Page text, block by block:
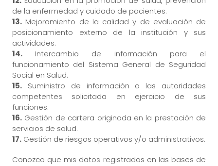
de la enfermedad y cuidado de pacientes.
13. Mejoramiento de la calidad y de evaluación de
posicionamiento externo de la institución y sus
actividades.
14. Intercambio de información para el
funcionamiento del Sistema General de Seguridad
Social en Salud.
15. Suministro de información a las autoridades
competentes solicitada en ejercicio de sus
funciones.
16. Gestión de cartera originada en la prestación de
servicios de salud.
17. Gestión de riesgos operativos y/o administrativos.
Conozco que mis datos registrados en las bases de